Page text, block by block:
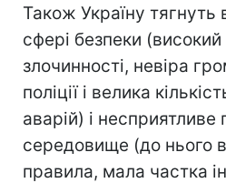
Також Україну тягнуть
сфері безпеки (високий
злочинності, невіра
поліції і велика
аварій) і несприятливе
середовище (до нього
правила, мала частка